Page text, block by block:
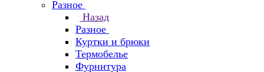
Разное
Назад
Разное
Куртки и брюки
Термобелье
Фурнитура